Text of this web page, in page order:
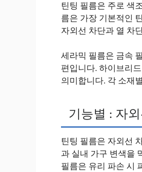
틴팅 필름은 주로 색
름은 가장 기본적인
자외선 차단과 열 차
세라믹 필름은 금속
편입니다. 하이브리
의미합니다. 각 소재
기능별 : 자
틴팅 필름은 자외선
과 실내 가구 변색을
필름은 유리 파손 시